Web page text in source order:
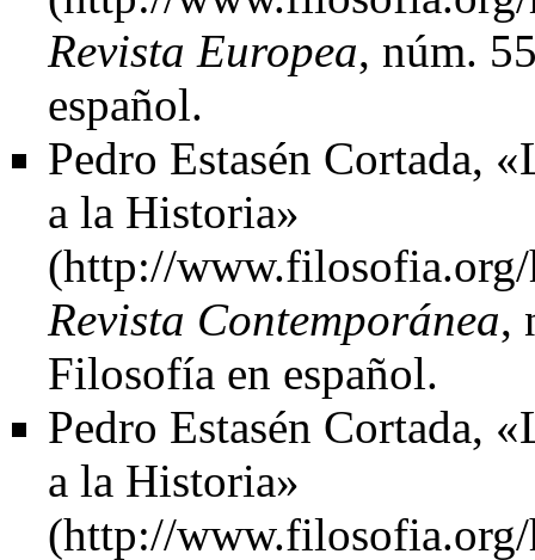
Revista Europea, núm.
español.
Pedro Estasén Cortada,
a la Historia»
Revista Contemporánea,
Filosofía en español.
Pedro Estasén Cortada,
a la Historia»